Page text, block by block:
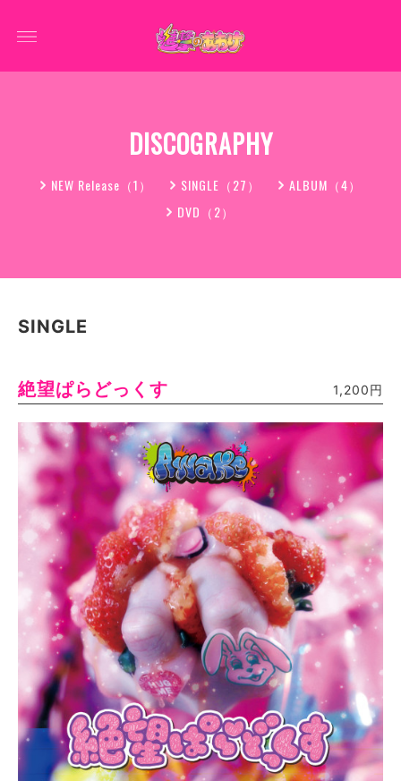
DISCOGRAPHY
NEW Release（1） SINGLE（27）
ALBUM（4）
DVD（2）
SINGLE
絶望ぱらどっくす 1,200円